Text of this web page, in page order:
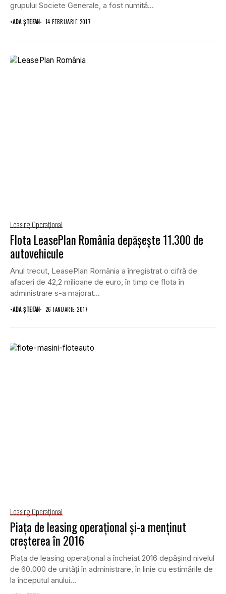
grupului Societe Generale, a fost numită...
•ADA ȘTEFAN 14 FEBRUARIE 2017
Leasing Operaţional
Flota LeasePlan România depăşeşte 11.300 de
autovehicule
Anul trecut, LeasePlan România a înregistrat o cifră de
afaceri de 42,2 milioane de euro, în timp ce flota în
administrare s-a majorat...
•ADA ȘTEFAN 26 IANUARIE 2017
Leasing Operaţional
Piaţa de leasing operaţional şi-a menţinut
creşterea în 2016
Piaţa de leasing operaţional a încheiat 2016 depăşind nivelul
de 60.000 de unităţi în administrare, în linie cu estimările de
la începutul anului...